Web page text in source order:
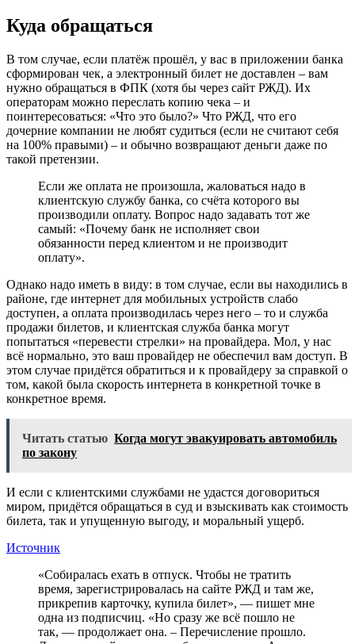
Куда обращаться
В том случае, если платёж прошёл, у вас в приложении банка
сформирован чек, а электронный билет не доставлен – вам
нужно обращаться в ФПК (хотя бы через сайт РЖД). Их
операторам можно переслать копию чека – и
поинтересоваться: «Что это было?» Что РЖД, что его
дочерние компании не любят судиться (если не считают себя
на 100% правыми) – и обычно возвращают деньги даже по
такой претензии.
Если же оплата не произошла, жаловаться надо в
клиентскую службу банка, со счёта которого вы
производили оплату. Вопрос надо задавать тот же
самый: «Почему банк не исполняет свои
обязанности перед клиентом и не производит
оплату».
Однако надо иметь в виду: в том случае, если вы находились в
районе, где интернет для мобильных устройств слабо
доступен, а оплата производилась через него – то и служба
продажи билетов, и клиентская служба банка могут
попытаться «перевести стрелки» на провайдера. Мол, у нас
всё нормально, это ваш провайдер не обеспечил вам доступ. В
этом случае придётся обратиться и к провайдеру за справкой о
том, какой была скорость интернета в конкретной точке в
конкретное время.
Читать статью Когда могут эвакуировать автомобиль
по закону
И если с клиентскими службами не удастся договориться
миром, придётся обращаться в суд и взыскивать как стоимость
билета, так и упущенную выгоду, и моральный ущерб.
Источник
«Собиралась ехать в отпуск. Чтобы не тратить
время, зарегистрировалась на сайте РЖД и там же,
прикрепив карточку, купила билет», — пишет мне
одна из подписчиц. «Но сразу же всё пошло не
так, — продолжает она. – Перечисление прошло.